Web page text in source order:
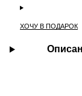
ХОЧУ В ПОДАРОК